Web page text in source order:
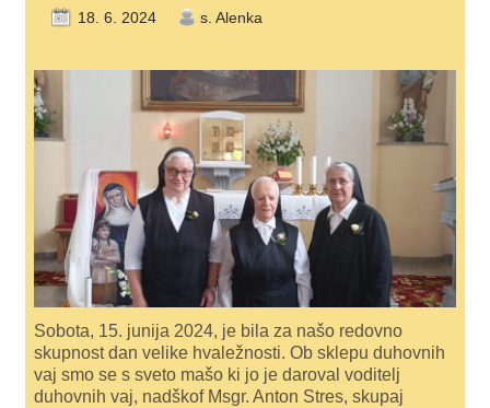
18. 6. 2024 s. Alenka
Sobota, 15. junija 2024, je bila za našo redovno
skupnost dan velike hvaležnosti. Ob sklepu duhovnih
vaj smo se s sveto mašo ki jo je daroval voditelj
duhovnih vaj, nadškof Msgr. Anton Stres, skupaj